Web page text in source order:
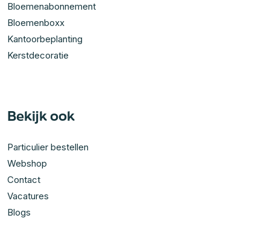
Bloemenabonnement
Bloemenboxx
Kantoorbeplanting
Kerstdecoratie
Bekijk ook
Particulier bestellen
Webshop
Contact
Vacatures
Blogs